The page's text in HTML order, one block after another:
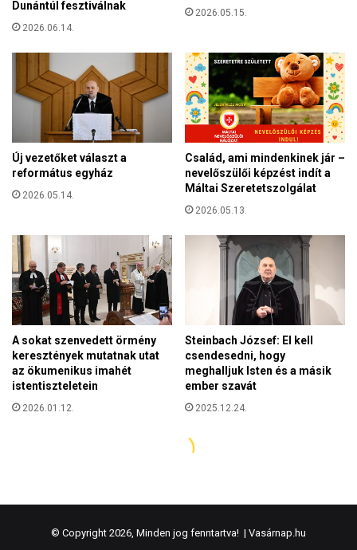
© Copyright 2026, Minden jog fenntartva! | Vasárnap.hu